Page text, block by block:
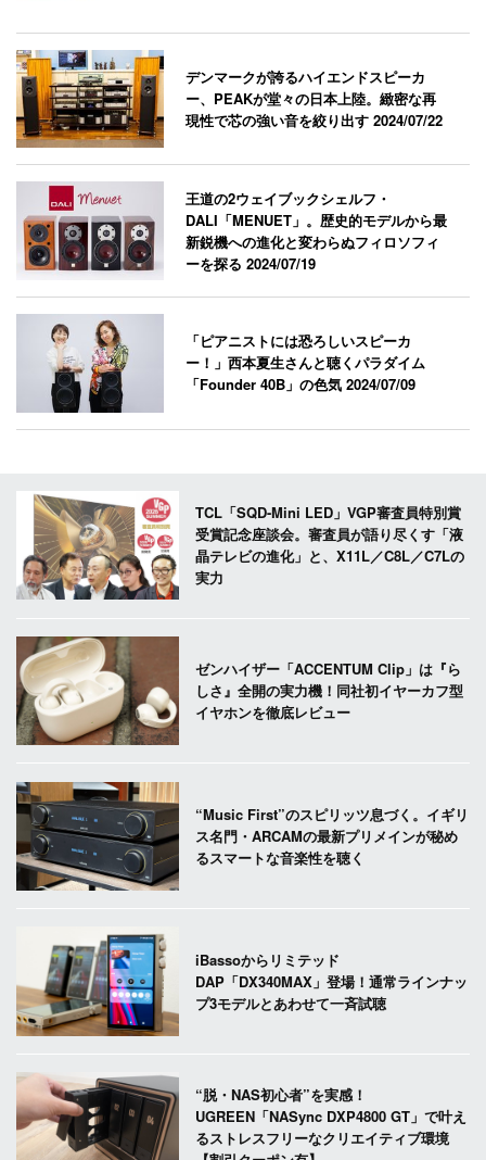
デンマークが誇るハイエンドスピーカ
ー、PEAKが堂々の日本上陸。緻密な再
現性で芯の強い音を絞り出す2024/07/22
王道の2ウェイブックシェルフ・
DALI「MENUET」。歴史的モデルから最
新鋭機への進化と変わらぬフィロソフィ
ーを探る2024/07/19
「ピアニストには恐ろしいスピーカ
ー！」西本夏生さんと聴くパラダイム
「Founder 40B」の色気2024/07/09
TCL「SQD-Mini LED」VGP審査員特別賞
受賞記念座談会。審査員が語り尽くす「液
晶テレビの進化」と、X11L／C8L／C7Lの
実力
ゼンハイザー「ACCENTUM Clip」は『ら
しさ』全開の実力機！同社初イヤーカフ型
イヤホンを徹底レビュー
“Music First”のスピリッツ息づく。イギリ
ス名門・ARCAMの最新プリメインが秘め
るスマートな音楽性を聴く
iBassoからリミテッド
DAP「DX340MAX」登場！通常ラインナッ
プ3モデルとあわせて一斉試聴
“脱・NAS初心者”を実感！
UGREEN「NASync DXP4800 GT」で叶え
るストレスフリーなクリエイティブ環境